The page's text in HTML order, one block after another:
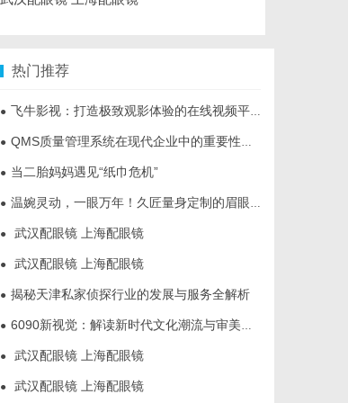
热门推荐
● 飞牛影视：打造极致观影体验的在线视频平台解析
● QMS质量管理系统在现代企业中的重要性与应用实践
● 当二胎妈妈遇见“纸巾危机”
● 温婉灵动，一眼万年！久匠量身定制的眉眼唇，才是你整张脸的点睛之笔！淡颜系女生的气质加分项
● 武汉配眼镜 上海配眼镜
● 武汉配眼镜 上海配眼镜
● 揭秘天津私家侦探行业的发展与服务全解析
● 6090新视觉：解读新时代文化潮流与审美变迁
● 武汉配眼镜 上海配眼镜
● 武汉配眼镜 上海配眼镜